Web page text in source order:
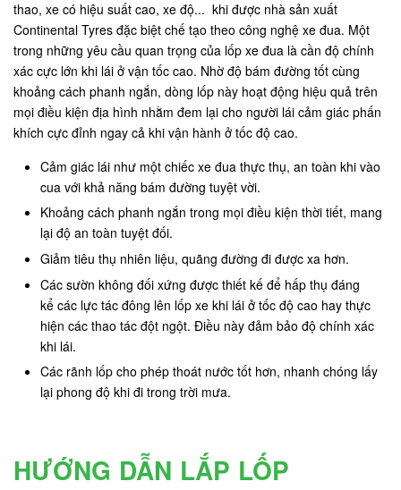
thao, xe có hiệu suất cao, xe độ... khi được nhà sản xuất
Continental Tyres đặc biệt chế tạo theo công nghệ xe đua. Một
trong những yêu cầu quan trọng của lốp xe đua là cần độ chính
xác cực lớn khi lái ở vận tốc cao. Nhờ độ bám đường tốt cùng
khoảng cách phanh ngắn, dòng lốp này hoạt động hiệu quả trên
mọi điều kiện địa hình nhằm đem lại cho người lái cảm giác phấn
khích cực đỉnh ngay cả khi vận hành ở tốc độ cao.
Cảm giác lái như một chiếc xe đua thực thụ, an toàn khi vào
cua với khả năng bám đường tuyệt vời.
Khoảng cách phanh ngắn trong mọi điều kiện thời tiết, mang
lại độ an toàn tuyệt đối.
Giảm tiêu thụ nhiên liệu, quãng đường đi được xa hơn.
Các sườn không đối xứng được thiết kế để hấp thụ đáng
kể các lực tác đông lên lốp xe khi lái ở tốc độ cao hay thực
hiện các thao tác đột ngột. Điều này đảm bảo độ chính xác
khi lái.
Các rãnh lốp cho phép thoát nước tốt hơn, nhanh chóng lấy
lại phong độ khi đi trong trời mưa.
HƯỚNG DẪN LẮP LỐP